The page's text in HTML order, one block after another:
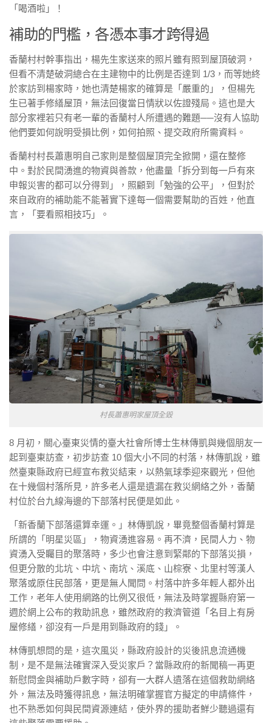
「喝酒啦」！
補助的門檻，各憑本事才跨得過
香蘭村村幹事指出，楊先生家送來的照片雖有照到屋頂破洞，
但看不清楚破洞總合在主建物中的比例是否達到 1/3，而等她終
於家訪到楊家時，她也清楚楊家的確算是「嚴重的」，但楊先
生已著手修繕屋頂，無法回復當日情狀以佐證殘局。這也是大
部分家裡若只有老一輩的香蘭村人所遭遇的難題──沒有人協助
他們要如何說明受損比例，如何拍照、提交政府所需資料。
香蘭村村長蕭惠明自己家則是整個屋頂完全掀開，還在整修
中。對於民間湧進的物資與善款，他盡量「拆分到每一戶有來
申報災害的都可以分得到」，照顧到「勉強的公平」，但對於
來自政府的補助能不能著實下達每一個需要幫助的百姓，他直
言，「要看照相技巧」。
村長蕭惠明家屋頂全毀
8 月初，關心臺東災情的臺大社會所博士生林傳凱與幾個朋友一
起到臺東訪查，初步訪查 10 個大小不同的村落，林傳凱說，雖
然臺東縣政府已經宣布救災結束，以熱氣球季迎來觀光，但他
在十幾個村落所見，許多老人還是遺漏在救災網絡之外，香蘭
村位於台九線海邊的下部落村民便是如此。
「新香蘭下部落還算幸運。」林傳凱說，畢竟整個香蘭村算是
所謂的「明星災區」，物資湧進容易。再不濟，民間人力、物
資湧入受矚目的聚落時，多少也會注意到緊鄰的下部落災損，
但更分散的北坑、中坑、南坑、溪底、山棕寮、北里村等漢人
聚落或原住民部落，更是無人聞問。村落中許多年輕人都外出
工作，老年人使用網路的比例又很低，無法及時掌握縣府第一
週於網上公布的救助訊息，雖然政府的救濟管道「名目上有房
屋修繕，卻沒有一戶是用到縣政府的錢」。
林傳凱想問的是，這次風災，縣政府設計的災後訊息流通機
制，是不是無法確實深入受災家戶？當縣政府的新聞稿一再更
新慰問金與補助戶數字時，卻有一大群人遺落在這個救助網絡
外，無法及時獲得訊息，無法明確掌握官方擬定的申請條件，
也不熟悉如何與民間資源連結，使外界的援助者鮮少聽過還有